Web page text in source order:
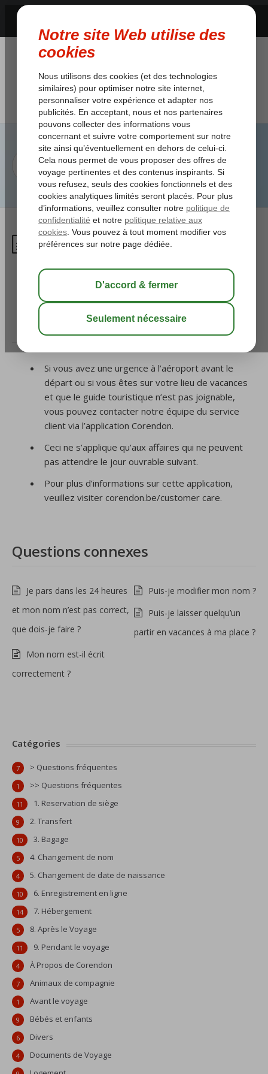
Je pars dans les 12 heures et
que dois-je faire ?
/ 4. Changement de nom / Je pars dans les 12
heures et mon nom n’est pas correct, que dois-je faire
Si vous avez une urgence à l’aéroport avant le
départ ou si vous êtes sur votre lieu de vacances
et que le guide touristique n’est pas joignable,
vous pouvez contacter notre équipe du service
client via l’application Corendon.
Ceci ne s’applique qu’aux affaires qui ne peuvent
pas attendre le jour ouvrable suivant.
Pour plus d’informations sur cette application,
veuillez visiter corendon.be/customer care.
Questions connexes
Je pars dans les 24 heures
et mon nom n’est pas correct,
que dois-je faire ?
Puis-je modifier mon nom ?
Puis-je laisser quelqu’un
partir en vacances à ma place ?
Mon nom est-il écrit
correctement ?
Catégories
> Questions fréquentes
7
>> Questions fréquentes
1
1. Reservation de siège
11
2. Transfert
9
3. Bagage
10
4. Changement de nom
5
5. Changement de date de naissance
4
6. Enregistrement en ligne
10
7. Hébergement
14
8. Après le Voyage
5
9. Pendant le voyage
11
À Propos de Corendon
4
Animaux de compagnie
7
Avant le voyage
1
Bébés et enfants
9
Divers
6
Documents de Voyage
4